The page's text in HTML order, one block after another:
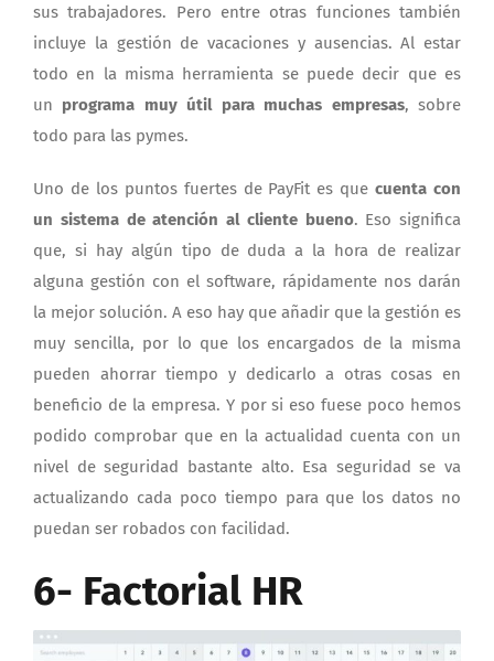
sus trabajadores. Pero entre otras funciones también
incluye la gestión de vacaciones y ausencias. Al estar
todo en la misma herramienta se puede decir que es
un programa muy útil para muchas empresas, sobre
todo para las pymes.
Uno de los puntos fuertes de PayFit es quecuenta con
un sistema de atención al cliente bueno. Eso significa
que, si hay algún tipo de duda a la hora de realizar
alguna gestión con el software, rápidamente nos darán
la mejor solución. A eso hay que añadir que la gestión es
muy sencilla, por lo que los encargados de la misma
pueden ahorrar tiempo y dedicarlo a otras cosas en
beneficio de la empresa. Y por si eso fuese poco hemos
podido comprobar que en la actualidad cuenta con un
nivel de seguridad bastante alto. Esa seguridad se va
actualizando cada poco tiempo para que los datos no
puedan ser robados con facilidad.
6- Factorial HR